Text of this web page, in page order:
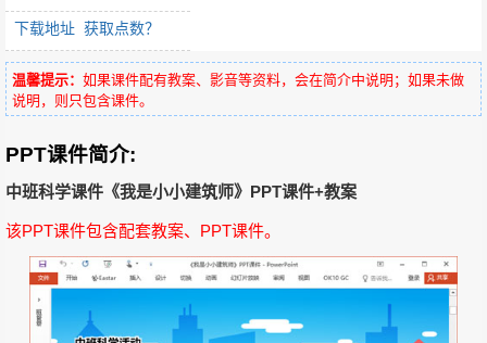
下载地址 获取点数？
温馨提示： 如果课件配有教案、影音等资料，会在简介中说明；如果未做
说明，则只包含课件。
PPT课件简介:
中班科学课件《我是小小建筑师》PPT课件+教案
该PPT课件包含配套教案、PPT课件。